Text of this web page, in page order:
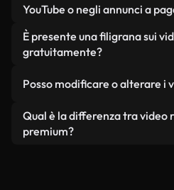
conformità con i nostri
Tutti i video presenti nella
senza citare il creatore,
gradito.
YouTube o negli annunci a
Sì. Tutti i filmati di Coverr
in video monetizzati su
condizione che non si
È presente una filigrana sui
gratuitamente?
reali o generati
filigrane. Avrai a
all'uso.
Posso modificare o alterare i
Sì. Siete liberi di tagliare,
nostri video. Assicuratevi
Qual è la differenza tra video
premium?